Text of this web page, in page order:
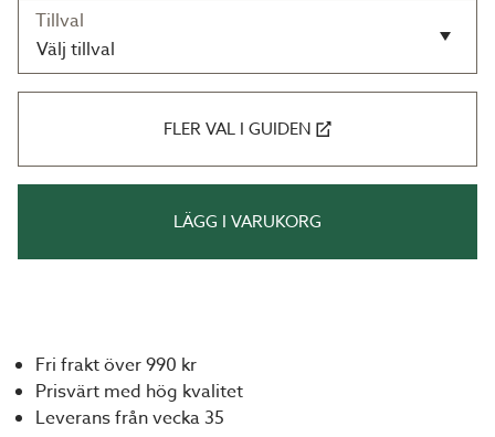
Tillval
Välj tillval
FLER VAL I GUIDEN
LÄGG I VARUKORG
Fri frakt över 990 kr
Prisvärt med hög kvalitet
Leverans från vecka 35